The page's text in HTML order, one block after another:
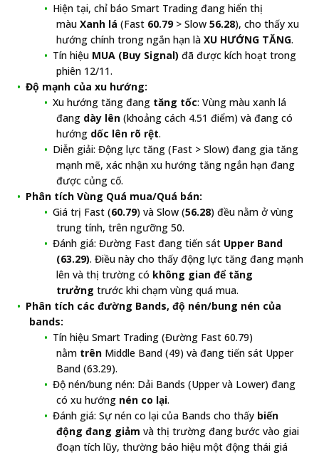
Hiện tại, chỉ báo Smart Trading đang hiển thị
màu Xanh lá (Fast 60.79> Slow 56.28), cho thấy xu
hướng chính trong ngắn hạn là XU HƯỚNG TĂNG.
Tín hiệu MUA (Buy Signal) đã được kích hoạt trong
phiên 12/11.
Độ mạnh của xu hướng:
Xu hướng tăng đang tăng tốc: Vùng màu xanh lá
đang dày lên (khoảng cách 4.51 điểm) và đang có
hướng dốc lên rõ rệt.
Diễn giải: Động lực tăng (Fast > Slow) đang gia tăng
mạnh mẽ, xác nhận xu hướng tăng ngắn hạn đang
được củng cố.
Phân tích Vùng Quá mua/Quá bán:
Giá trị Fast (60.79) và Slow (56.28) đều nằm ở vùng
trung tính, trên ngưỡng 50.
Đánh giá: Đường Fast đang tiến sát Upper Band
(63.29). Điều này cho thấy động lực tăng đang mạnh
lên và thị trường có không gian để tăng
trưởng trước khi chạm vùng quá mua.
Phân tích các đường Bands, độ nén/bung nén của
bands:
Tín hiệu Smart Trading (Đường Fast 60.79)
nằm trên Middle Band (49) và đang tiến sát Upper
Band (63.29).
Độ nén/bung nén: Dải Bands (Upper và Lower) đang
có xu hướng nén co lại.
Đánh giá: Sự nén co lại của Bands cho thấy biến
động đang giảm và thị trường đang bước vào giai
đoạn tích lũy, thường báo hiệu một động thái giá